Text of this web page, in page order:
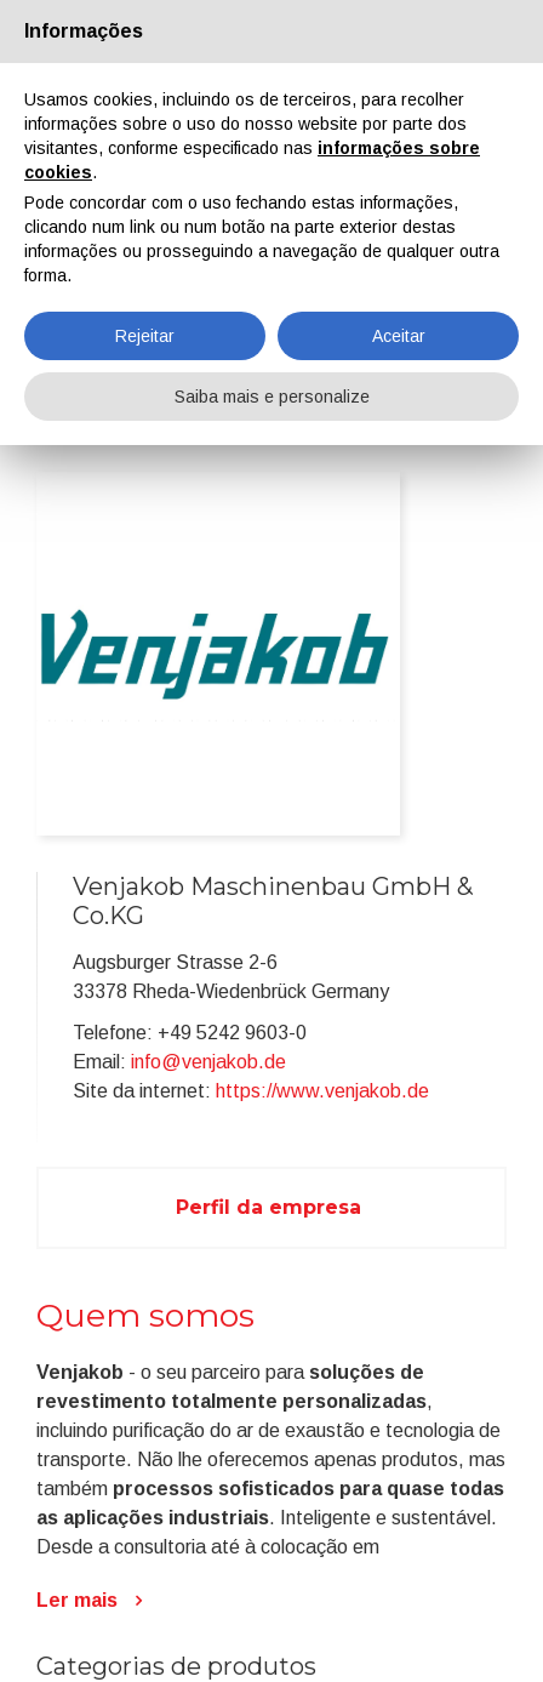
Quem Somos Parceiros Contactos Área reservada
EN IT DE ES PT
Home ipcm®Pedia Venjakob Maschinenbau GmbH & Co.KG
Venjakob Maschinenbau GmbH &
Co.KG
Augsburger Strasse 2-6
33378 Rheda-Wiedenbrück Germany
Telefone: +49 5242 9603-0
Email: info@venjakob.de
Site da internet: https://www.venjakob.de
Perfil da empresa
Quem somos
Venjakob - o seu parceiro para soluções de
revestimento totalmente personalizadas,
incluindo purificação do ar de exaustão e tecnologia de
transporte. Não lhe oferecemos apenas produtos, mas
também processos sofisticados para quase todas
as aplicações industriais. Inteligente e sustentável.
Desde a consultoria até à colocação em
e grandes empresas. À medida. Porque nos
precise de nós. A sua linha de acabamento. A nossa
Ler mais
Categorias de produtos
Informações
Usamos cookies, incluindo os de terceiros, para recolher
informações sobre o uso do nosso website por parte dos
visitantes, conforme especificado nas informações sobre
cookies.
Pode concordar com o uso fechando estas informações,
clicando num link ou num botão na parte exterior destas
informações ou prosseguindo a navegação de qualquer outra
forma.
Rejeitar Aceitar
Saiba mais e personalize